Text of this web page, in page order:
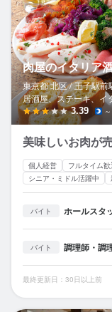
肉屋のイタリア
東京都 北区 / 王子駅前
居酒屋、ステーキ、イ
3.39
美味しいお肉が
個人経営 フルタイム歓
シニア・ミドル活躍中
バイト ホールスタ
バイト 調理師・調
最終更新日：30日以上前